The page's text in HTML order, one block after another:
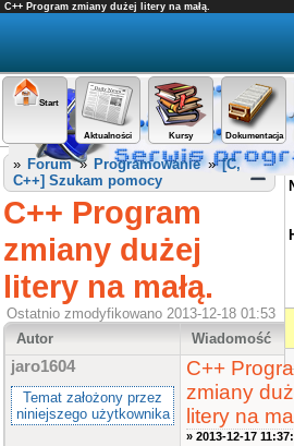
C++ Program zmiany dużej litery na małą.
Start
Aktualności Kursy Dokumentacja
» Forum» Programowanie»[C,
C++] Szukam pomocy
C++ Program
zmiany dużej
litery na małą.
Ostatnio zmodyfikowano 2013-12-18 01:53
Autor
Wiadomość
jaro1604
Temat założony przez
niniejszego użytkownika
C++
zmiany
litery na
» 2013-12-17